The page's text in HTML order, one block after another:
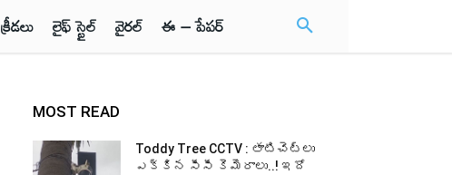
క్రీడలు లైఫ్ స్టైల్ వైరల్ ఈ – పేపర్
MOST READ
Toddy Tree CCTV : తాటిచెట్లు
ఎక్కిన సీసీ కెమెరాలు..! ఇదో